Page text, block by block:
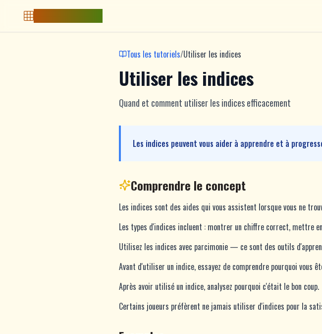
Tous les tutoriels/Utiliser les indices
Utiliser les indices
Quand et comment utiliser les indices efficacement
Les indices peuvent vous aider à apprendre et à
Comprendre le concept
Les indices sont des aides qui vous assistent lorsque vous ne
Les types d'indices incluent : montrer un chiffre correct, mettre
Utilisez les indices avec parcimonie — ce sont des outils
Avant d'utiliser un indice, essayez de comprendre pourquoi vous
Après avoir utilisé un indice, analysez pourquoi c'était le bon coup.
Certains joueurs préfèrent ne jamais utiliser d'indices pour la